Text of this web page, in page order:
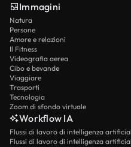
Immagini
Natura
Persone
Amore e relazioni
Il Fitness
Videografia aerea
Cibo e bevande
Viaggiare
Trasporti
Tecnologia
Zoom di sfondo virtuale
Workflow IA
Flussi di lavoro di intelligenza